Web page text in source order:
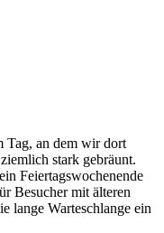
Tag, an dem wir dort
stark gebräunt.
Feiertagswochenende
Besucher mit älteren
lange Warteschlange ein